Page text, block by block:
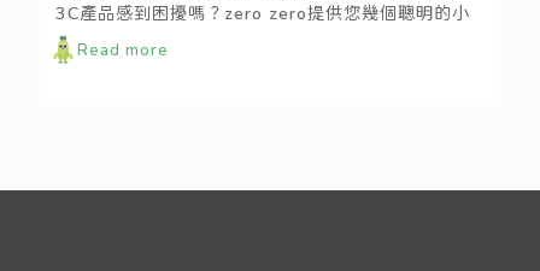
3C產品感到困擾嗎？zero zero提供您幾個聰明的小
招數，讓您輕鬆斷捨離，不只跟討人厭的舊物say
goodbye，還有機會獲得 #隨我型果汁機 和 #保溫便
Read more